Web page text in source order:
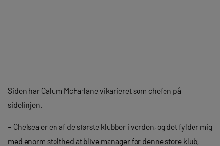
Siden har Calum McFarlane vikarieret som chefen på
sidelinjen.
– Chelsea er en af de største klubber i verden, og det fylder mig
med enorm stolthed at blive manager for denne store klub,